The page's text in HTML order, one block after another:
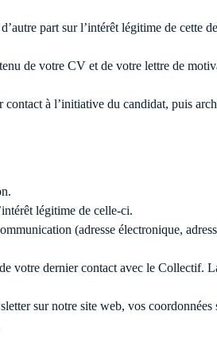
part sur l’intérêt légitime de cette
de votre CV et de votre lettre de
à l’initiative du candidat, puis
légitime de celle-ci.
(adresse électronique,
votre dernier contact avec le Collectif.
sur notre site web, vos coordonnées